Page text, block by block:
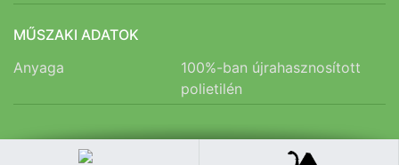
MŰSZAKI ADATOK
Anyaga
100%-ban újrahasznosított
polietilén